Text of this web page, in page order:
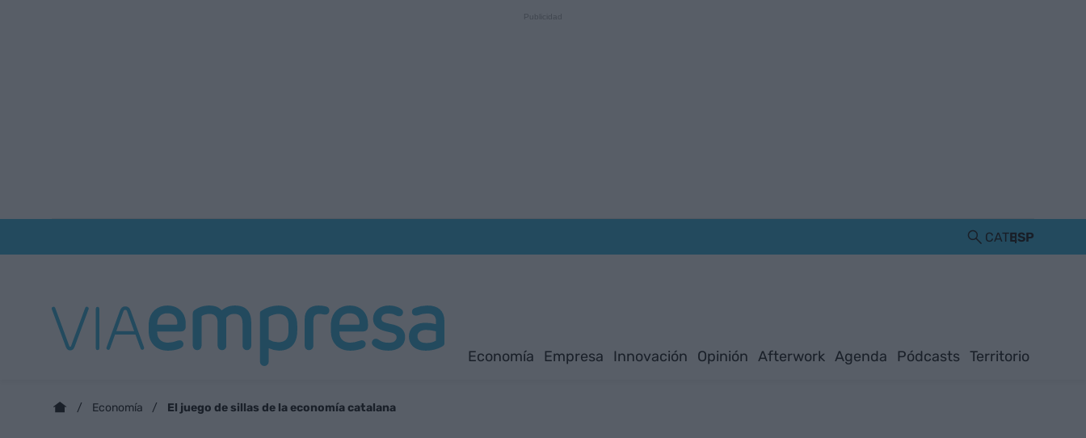
CATESP
Economía Empresa Innovación Opinión Afterwork Agenda Pódcasts Territorio
Economía El juego de sillas de la economía catalana